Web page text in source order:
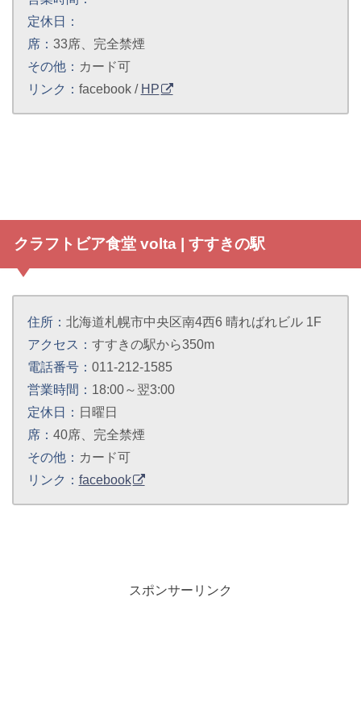
定休日：
席： 33席、完全禁煙
その他： カード可
リンク： facebook / HP
クラフトビア食堂 volta | すすきの駅
住所： 北海道札幌市中央区南4西6 晴ればれビル 1F
アクセス： すすきの駅から350m
電話番号： 011-212-1585
営業時間： 18:00～翌3:00
定休日： 日曜日
席： 40席、完全禁煙
その他： カード可
リンク： facebook
スポンサーリンク